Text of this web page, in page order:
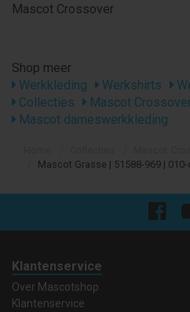
Mascot Crossover
Shop meer
Werkkleding
Werkshirts
Collecties
Mascot
Mascot dameswerkkleding
Mascot Grasse | 51588-969 |
Klantenservice
Over Mascotshop
Klantenservice